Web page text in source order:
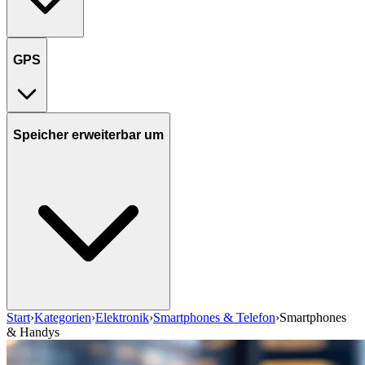
GPS
Speicher erweiterbar um
Start›Kategorien›Elektronik›Smartphones & Telefon›Smartphones
& Handys